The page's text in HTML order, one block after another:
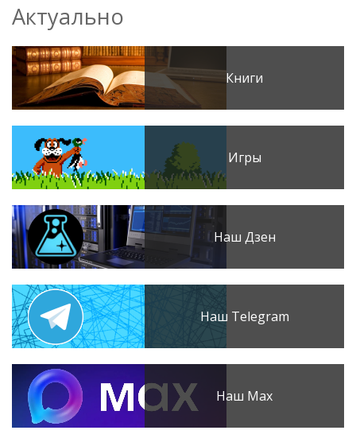
Актуально
Книги
Игры
Наш Дзен
Наш Telegram
Наш Max